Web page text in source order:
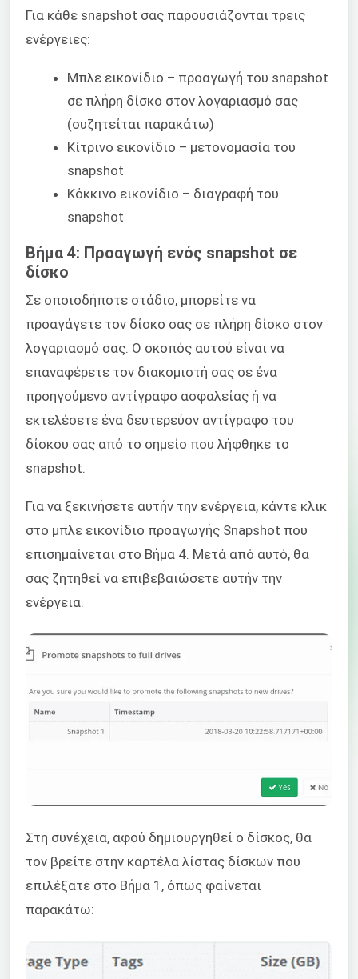
Για κάθε snapshot σας παρουσιάζονται τρεις
ενέργειες:
Μπλε εικονίδιο – προαγωγή του snapshot
σε πλήρη δίσκο στον λογαριασμό σας
(συζητείται παρακάτω)
Κίτρινο εικονίδιο – μετονομασία του
snapshot
Κόκκινο εικονίδιο – διαγραφή του
snapshot
Βήμα 4: Προαγωγή ενός snapshot σε
δίσκο
Σε οποιοδήποτε στάδιο, μπορείτε να
προαγάγετε τον δίσκο σας σε πλήρη δίσκο στον
λογαριασμό σας. Ο σκοπός αυτού είναι να
επαναφέρετε τον διακομιστή σας σε ένα
προηγούμενο αντίγραφο ασφαλείας ή να
εκτελέσετε ένα δευτερεύον αντίγραφο του
δίσκου σας από το σημείο που λήφθηκε το
snapshot.
Για να ξεκινήσετε αυτήν την ενέργεια, κάντε κλικ
στο μπλε εικονίδιο προαγωγής Snapshot που
επισημαίνεται στο Βήμα 4. Μετά από αυτό, θα
σας ζητηθεί να επιβεβαιώσετε αυτήν την
ενέργεια.
Στη συνέχεια, αφού δημιουργηθεί ο δίσκος, θα
τον βρείτε στην καρτέλα λίστας δίσκων που
επιλέξατε στο Βήμα 1, όπως φαίνεται
παρακάτω: